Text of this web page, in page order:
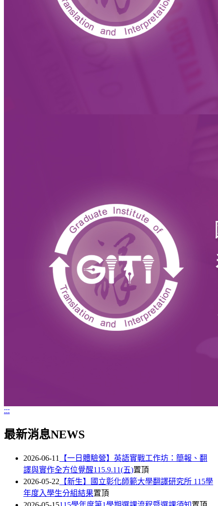
:::
最新消息NEWS
2026-06-11
【一日體驗營】英語實戰工作坊：簡報、翻
譯與實作全方位覺醒115.9.11(五)置頂
2026-05-22 【新生】國立彰化師範大學翻譯研究所 115學
年度入學生分組結果置頂